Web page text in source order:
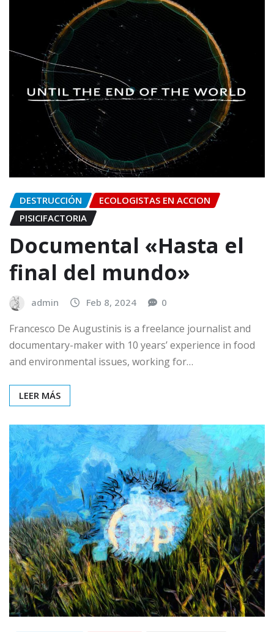
DESTRUCCIÓN
ECOLOGISTAS EN ACCION
PISICIFACTORIA
Documental «Hasta el
final del mundo»
admin Feb 8, 2024 0
Francesco De Augustinis is a freelance journalist and
documentary-maker with 10 years’ experience in food
and environmental issues, working for…
LEER MÁS